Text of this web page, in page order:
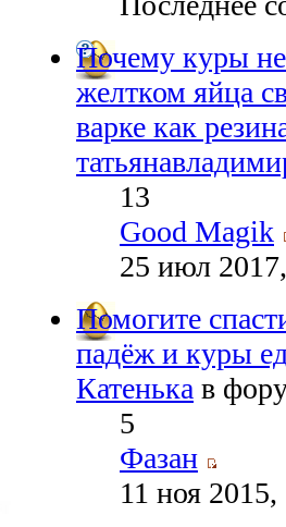
Почему куры
желтком яйца
варке как
13
Good Magik
25 июл
Помогите
падёж и куры
Катенька в
5
Фазан
11 ноя